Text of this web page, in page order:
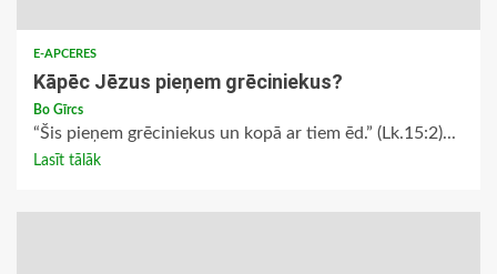
E-APCERES
Kāpēc Jēzus pieņem grēciniekus?
Bo Gīrcs
“Šis pieņem grēciniekus un kopā ar tiem ēd.” (Lk.15:2)...
Lasīt tālāk